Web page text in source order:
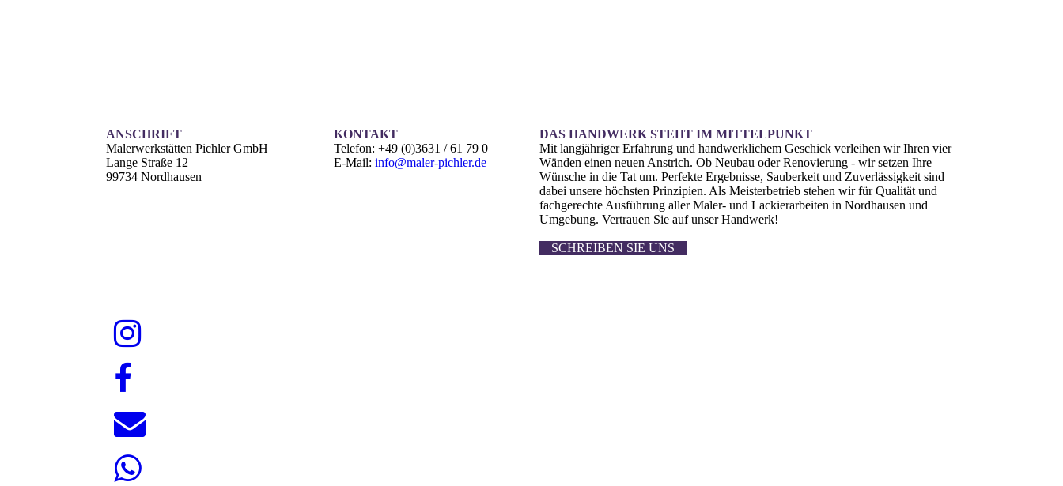
ANSCHRIFT
Malerwerkstätten Pichler GmbH
Lange Straße 12
99734 Nordhausen
KONTAKT
Telefon: +49 (0)3631 / 61 79 0
E-Mail:info@maler-pichler.de
DAS HANDWERK STEHT IM MITTELPUNKT
Mit langjähriger Erfahrung und handwerklichem Geschick verleihen wir Ihren vier
Wänden einen neuen Anstrich. Ob Neubau oder Renovierung - wir setzen Ihre
Wünsche in die Tat um. Perfekte Ergebnisse, Sauberkeit und Zuverlässigkeit sind
dabei unsere höchsten Prinzipien. Als Meister­betrieb stehen wir für Qualität und
fachgerechte Ausführung aller Maler- und Lackierarbeiten in Nordhausen und
Umgebung. Vertrauen Sie auf unser Handwerk!
SCHREIBEN SIE UNS